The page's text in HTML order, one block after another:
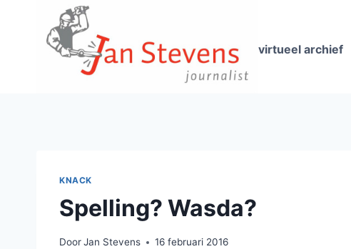
virtueel archief
KNACK
Spelling? Wasda?
DoorJan Stevens 16 februari 2016